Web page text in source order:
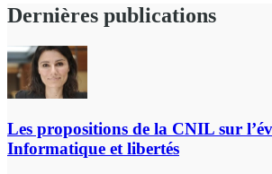
Dernières publications
Les propositions de la CNIL sur
Informatique et libertés